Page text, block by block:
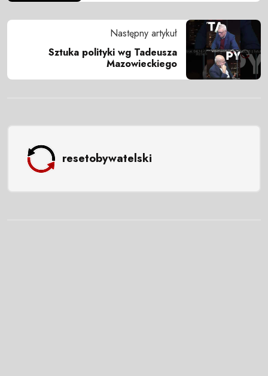
Następny artykuł
Sztuka polityki wg Tadeusza
Mazowieckiego
resetobywatelski